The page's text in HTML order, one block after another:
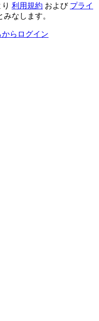
利用規約 および プライ
なします。
らログイン